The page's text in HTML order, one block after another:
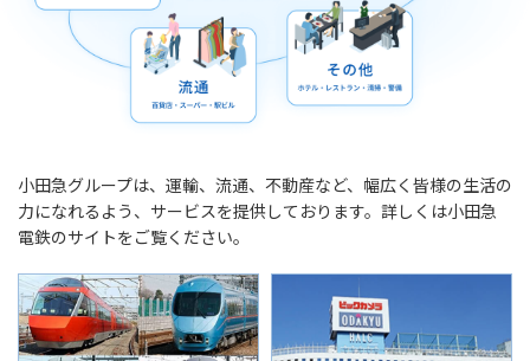
小田急グループは、運輸、流通、不動産など、幅広く皆様の生活の
力になれるよう、サービスを提供しております。 詳しくは小田急
電鉄のサイトをご覧ください。